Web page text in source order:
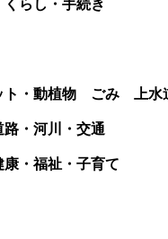
ト・動植物 ごみ 上水
路・河川・交通
康・福祉・子育て